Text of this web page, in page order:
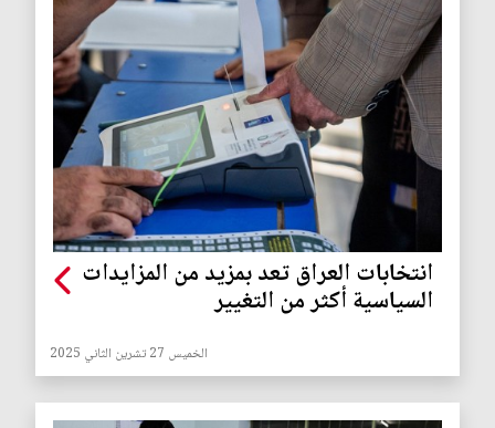
انتخابات العراق تعد بمزيد من المزايدات
السياسية أكثر من التغيير
الخميس 27 تشرين الثاني 2025